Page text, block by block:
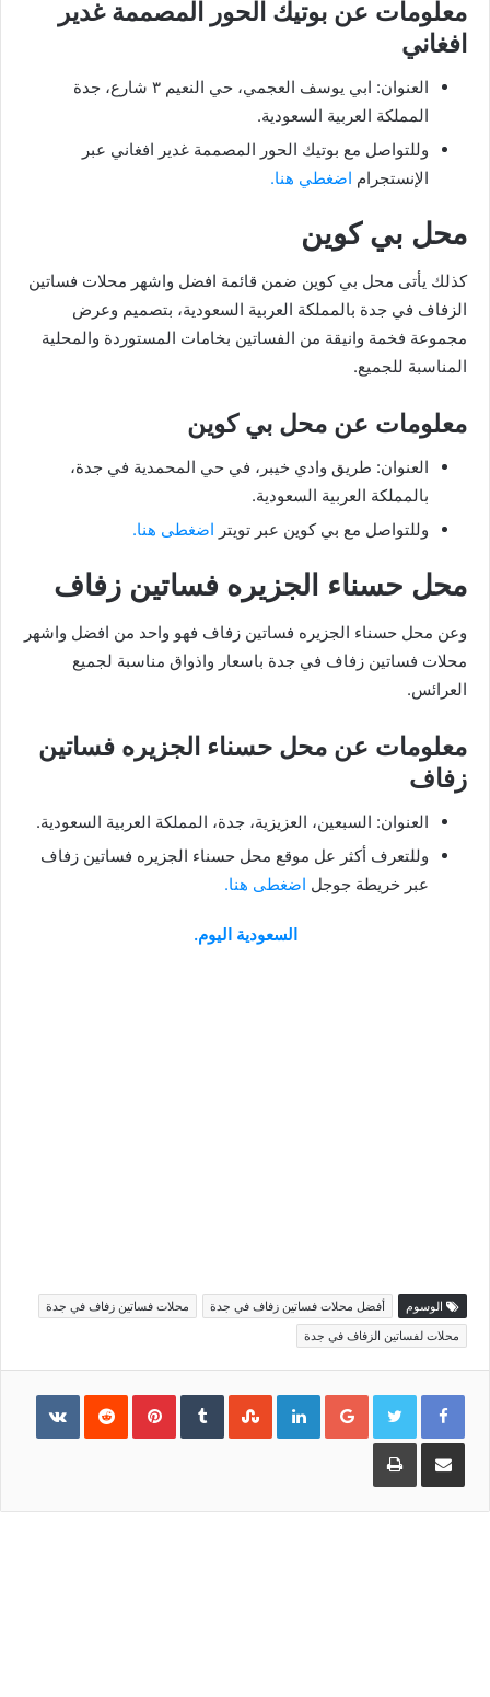
معلومات عن بوتيك الحور المصممة غدير
افغاني
العنوان: ابي يوسف العجمي، حي النعيم ٣ شارع، جدة
المملكة العربية السعودية.
وللتواصل مع بوتيك الحور المصممة غدير افغاني عبر
الإنستجرام اضغطي هنا.
محل بي كوين
كذلك يأتى محل بي كوين ضمن قائمة افضل واشهر محلات فساتين
الزفاف في جدة بالمملكة العربية السعودية، بتصميم وعرض
مجموعة فخمة وانيقة من الفساتين بخامات المستوردة والمحلية
المناسبة للجميع.
معلومات عن محل بي كوين
العنوان: طريق وادي خيبر، في حي المحمدية في جدة،
بالمملكة العربية السعودية.
وللتواصل مع بي كوين عبر تويتر اضغطى هنا.
محل حسناء الجزيره فساتين زفاف
وعن محل حسناء الجزيره فساتين زفاف فهو واحد من افضل واشهر
محلات فساتين زفاف في جدة باسعار واذواق مناسبة لجميع
العرائس.
معلومات عن محل حسناء الجزيره فساتين
زفاف
العنوان: السبعين، العزيزية، جدة، المملكة العربية السعودية.
وللتعرف أكثر عل موقع محل حسناء الجزيره فساتين زفاف
عبر خريطة جوجل اضغطى هنا.
السعودية اليوم.
الوسوم أفضل محلات فساتين زفاف في جدة
محلات فساتين زفاف في جدة
محلات لفساتين الزفاف في جدة
Google+
LinkedIn
Pinterest
مشاركة
البريد
طباعة